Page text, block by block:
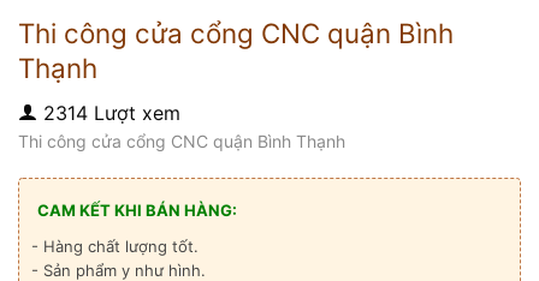
Thi công cửa cổng CNC quận Bình
Thạnh
2314 Lượt xem
Thi công cửa cổng CNC quận Bình Thạnh
CAM KẾT KHI BÁN HÀNG:
- Hàng chất lượng tốt.
- Sản phẩm y như hình.